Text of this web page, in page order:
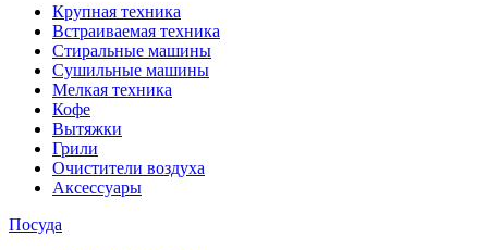
Крупная техника
Встраиваемая техника
Стиральные машины
Сушильные машины
Мелкая техника
Кофе
Вытяжки
Грили
Очистители воздуха
Аксессуары
Посуда